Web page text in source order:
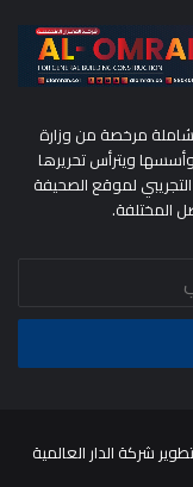
شاملة مرخصة من وزارة
وأسسها ويترأس تحريرها
، وفي مايو 2024 بدأ البث التجريبي لموقع الصحيفة
المختلفة.
تطوير شركة الدار العالمية